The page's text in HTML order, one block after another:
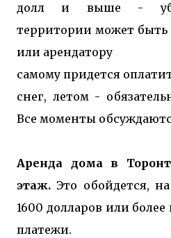
долл и выше -
территории может быть
или арендатору
самому придется
снег, летом -
Все моменты
Аренда дома в
этаж. Это обойдется,
1600 долларов или
платежи.